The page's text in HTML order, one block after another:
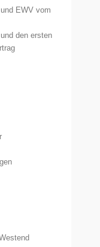
EWV vom
den ersten